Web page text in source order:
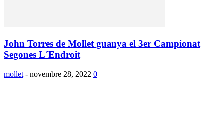
John Torres de Mollet guanya el 3er Campionat
Segones L´Endroit
mollet - novembre 28, 2022 0